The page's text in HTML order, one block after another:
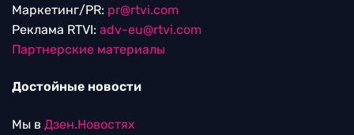
Маркетинг/PR: pr@rtvi.com
Реклама RTVI: adv-eu@rtvi.com
Партнерские материалы
Достойные новости
Мы в Дзен.Новостях